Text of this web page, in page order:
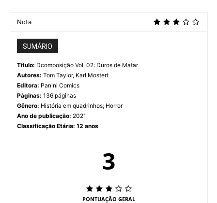
DComposição Vol. 02 : Duros de Matar | Editora Panini Comics (2021)
Nota
SUMÁRIO
Título: Dcomposição Vol. 02: Duros de Matar
Autores: Tom Taylor, Karl Mostert
Editora: Panini Comics
Páginas: 136 páginas
Gênero: História em quadrinhos; Horror
Ano de publicação: 2021
Classificação Etária: 12 anos
3
PONTUAÇÃO GERAL